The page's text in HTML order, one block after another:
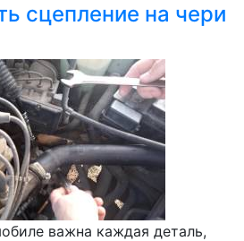
сцепление на чери
важна каждая деталь,